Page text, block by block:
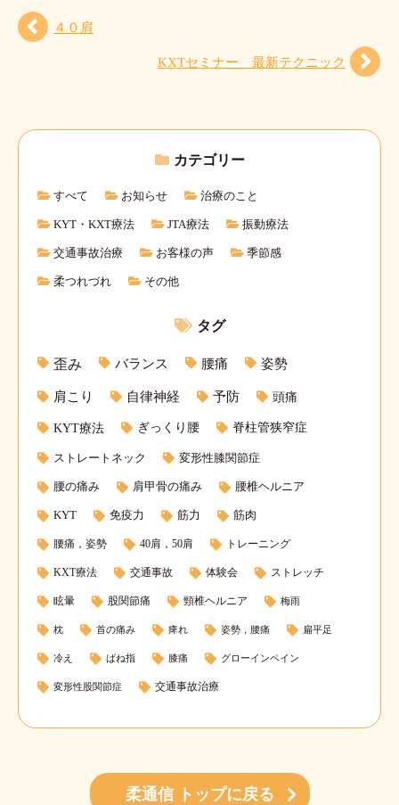
４０肩
KXTセミナー 最新テクニック
カテゴリー
すべて お知らせ 治療のこと
KYT・KXT療法 JTA療法 振動療法
交通事故治療 お客様の声 季節感
柔つれづれ その他
タグ
歪み バランス 腰痛 姿勢
肩こり 自律神経 予防 頭痛
KYT療法 ぎっくり腰 脊柱管狭窄症
ストレートネック 変形性膝関節症
腰の痛み 肩甲骨の痛み 腰椎ヘルニア
KYT 免疫力 筋力 筋肉
腰痛，姿勢 40肩，50肩 トレーニング
KXT療法 交通事故 体験会 ストレッチ
眩暈 股関節痛 頸椎ヘルニア 梅雨
枕 首の痛み 痺れ 姿勢，腰痛 扁平足
冷え ばね指 膝痛 グローインペイン
変形性股関節症 交通事故治療
柔通信 トップに戻る